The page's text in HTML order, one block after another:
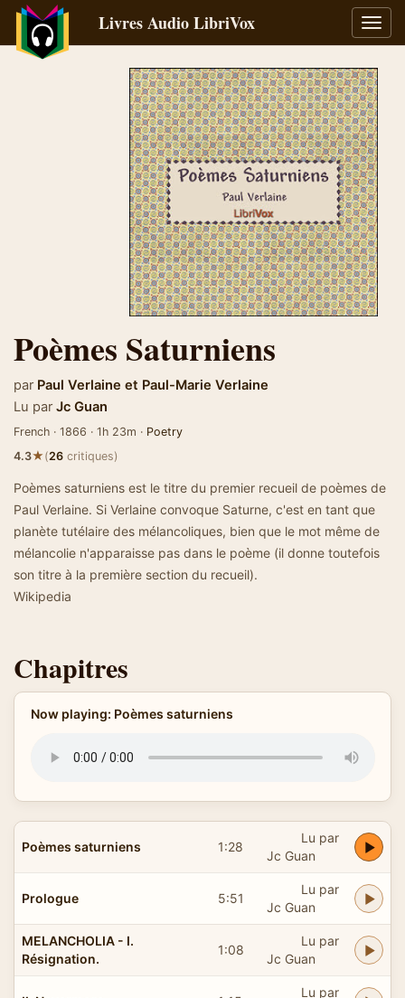
la
Livres Audio LibriVox
Poèmes Saturniens
par Paul Verlaine et Paul-Marie Verlaine
Lu par Jc Guan
French · 1866 · 1h 23m · Poetry
4.3★(26 critiques)
Poèmes saturniens est le titre du premier recueil de poèmes de
Paul Verlaine. Si Verlaine convoque Saturne, c'est en tant que
planète tutélaire des mélancoliques, bien que le mot même de
mélancolie n'apparaisse pas dans le poème (il donne toutefois
son titre à la première section du recueil).
Wikipedia
Chapitres
Now playing: Poèmes saturniens
Poèmes saturniens 1:28
Lu par
Jc Guan
Prologue 5:51
Lu par
Jc Guan
MELANCHOLIA - I.
Résignation.
1:08
Lu par
Jc Guan
Lu par